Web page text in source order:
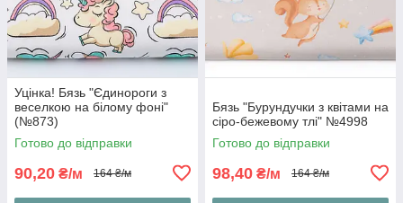
Уцінка! Бязь "Єдинороги з
веселкою на білому фоні"
(№873)
Готово до відправки
90,20 ₴/м 164 ₴/м
Бязь "Бурундучки з квітами на
сіро-бежевому тлі" №4998
Готово до відправки
98,40 ₴/м 164 ₴/м